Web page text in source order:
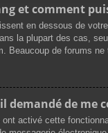
et comment
en dessous de
la plupart des cas,
Beaucoup de forums
demandé de
activé cette